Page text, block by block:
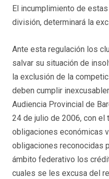
El incumplimiento de
división, determinará la
Ante esta regulación los
salvar su situación de
la exclusión de la
deben cumplir
Audiencia Provincial de
24 de julio de 2006, con el
obligaciones económicas
obligaciones reconocidas
ámbito federativo los
cuales se les excusa del